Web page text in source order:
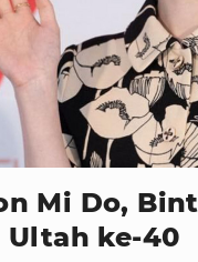
Mi Do,
ke-40